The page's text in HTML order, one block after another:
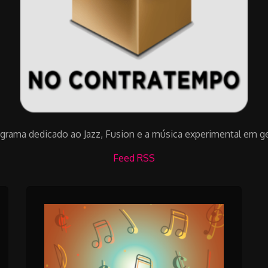
dedicado ao Jazz, Fusion e a música experimental em
Feed RSS